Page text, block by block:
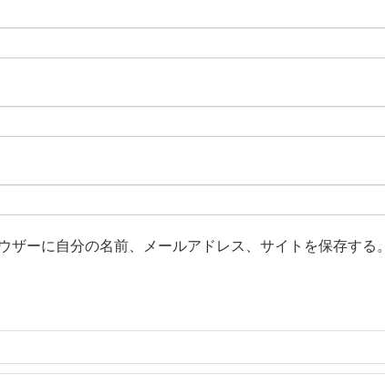
ザーに自分の名前、メールアドレス、サイトを保存する。